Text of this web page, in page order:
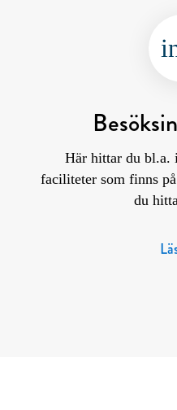
Här hittar du bl.a.
faciliteter som finns
du